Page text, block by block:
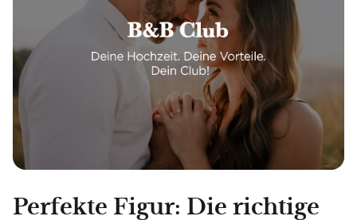
Perfekte Figur: Die richtige